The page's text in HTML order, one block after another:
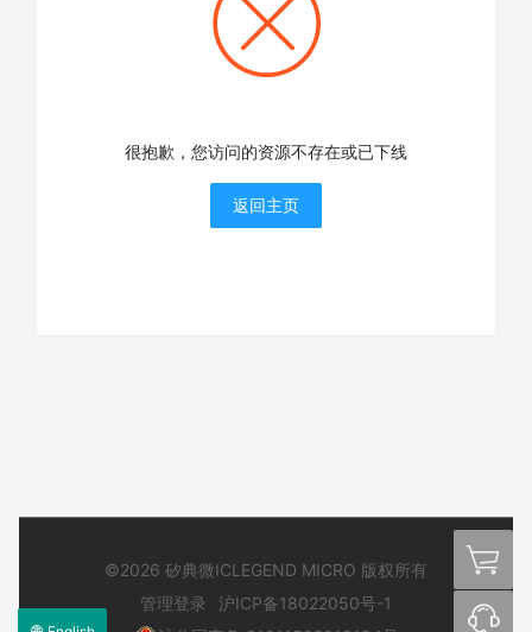
很抱歉，您访问的资源不存在或已下线
返回主页
©2026 矽典微ICLEGEND MICRO 版权所有
管理登录
沪ICP备18022050号-1